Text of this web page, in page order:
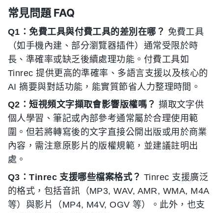
常見問題 FAQ
Q1：免費工具與付費工具的差別在哪？ 免費工具
（如手機內建、部分瀏覽器插件）通常受限於時
長、準確率或缺乏後續處理功能。付費工具如
Tinrec 提供更高的準確率、多語言支援以及核心的
AI 摘要與對話功能，能實質節省人力整理時間。
Q2：短視頻文字擷取會影響版權嗎？ 擷取文字供
個人學習、筆記或內部參考通常屬於合理使用範
圍。但若將轉寫後的文字直接公開出版或用於商業
內容，需注意原影片的版權規範，並建議註明出
處。
Q3：Tinrec 支援哪些檔案格式？ Tinrec 支援廣泛
的格式，包括音訊（MP3, WAV, AMR, WMA, M4A
等）與影片（MP4, M4V, OGV 等）。此外，也支